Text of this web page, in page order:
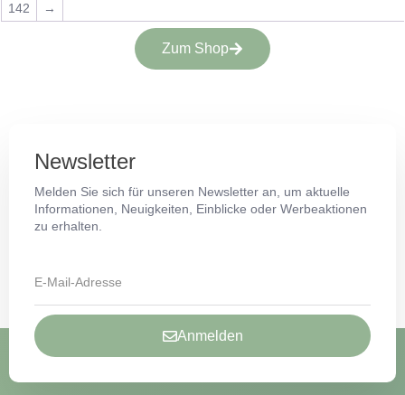
142
→
Zum Shop
Newsletter
Melden Sie sich für unseren Newsletter an, um aktuelle
Informationen, Neuigkeiten, Einblicke oder Werbeaktionen
zu erhalten.
Anmelden